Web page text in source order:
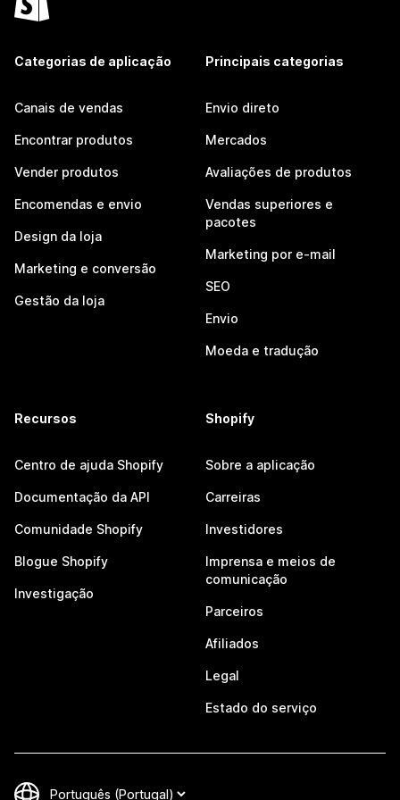
Categorias de aplicação
Canais de vendas
Encontrar produtos
Vender produtos
Encomendas e envio
Design da loja
Marketing e conversão
Gestão da loja
Principais categorias
Envio direto
Mercados
Avaliações de produtos
Vendas superiores e
pacotes
Marketing por e-mail
SEO
Envio
Moeda e tradução
Recursos
Centro de ajuda Shopify
Documentação da API
Comunidade Shopify
Blogue Shopify
Investigação
Shopify
Sobre a aplicação
Carreiras
Investidores
Imprensa e meios de
comunicação
Parceiros
Afiliados
Legal
Estado do serviço